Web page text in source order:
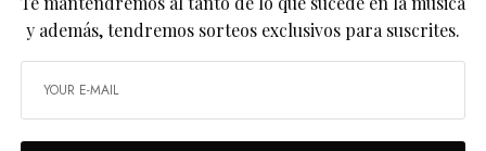
y además, tendremos sorteos exclusivos para suscrites.